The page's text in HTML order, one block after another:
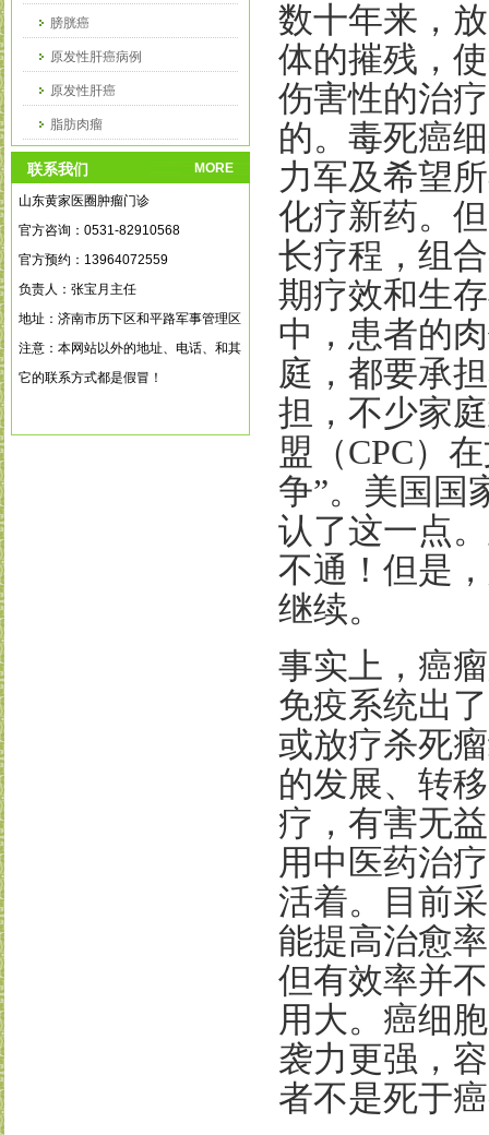
膀胱癌
原发性肝癌病例
原发性肝癌
脂肪肉瘤
乳腺癌病例
MORE
联系我们
山东黄家医圈肿瘤门诊
官方咨询：0531-82910568
官方预约：13964072559
负责人：张宝月主任
地址：济南市历下区和平路军事管理区
注意：本网站以外的地址、电话、和其
它的联系方式都是假冒！
数十年来，
体的摧残，
伤害性的治
的。毒死癌
力军及希望
化疗新药。
长疗程，组
期疗效和生
中，患者的
庭，都要承
担，不少家
盟（CPC）
争”。美国国
认了这一点
不通！但是
继续。
事实上，癌
免疫系统出
或放疗杀死
的发展、转
疗，有害无
用中医药治
活着。目前
能提高治愈
但有效率并
用大。癌细
袭力更强，
者不是死于